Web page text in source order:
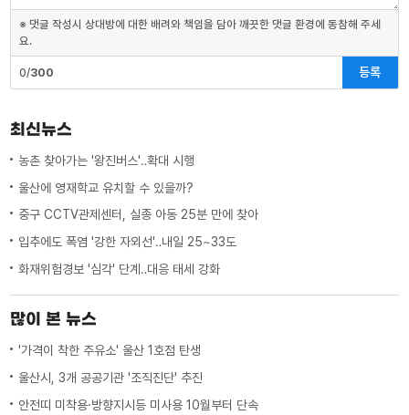
※ 댓글 작성시 상대방에 대한 배려와 책임을 담아 깨끗한 댓글 환경에 동참해 주세
요.
0/300 등록
최신뉴스
농촌 찾아가는 '왕진버스'‥확대 시행
울산에 영재학교 유치할 수 있을까?
중구 CCTV관제센터, 실종 아동 25분 만에 찾아
입추에도 폭염 '강한 자외선'‥내일 25~33도
화재위험경보 '심각' 단계‥대응 태세 강화
많이 본 뉴스
'가격이 착한 주유소' 울산 1호점 탄생
울산시, 3개 공공기관 '조직진단' 추진
안전띠 미착용·방향지시등 미사용 10월부터 단속